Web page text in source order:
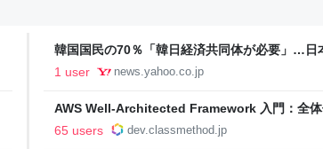
韓国国民の70％「韓日経済共同体が必要」…日
日本語版） - Yahoo!ニュース
1 user news.yahoo.co.jp
AWS Well-Architected Framework 入門：全体
てみた | DevelopersIO
65 users dev.classmethod.jp